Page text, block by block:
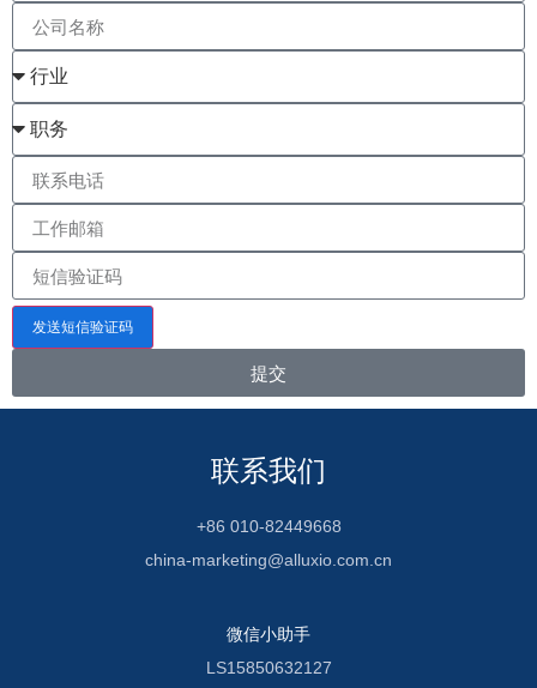
发送短信验证码
提交
联系我们
+86 010-82449668
china-marketing@alluxio.com.cn
微信小助手
LS15850632127